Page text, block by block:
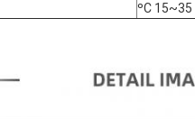
ºC 15~35